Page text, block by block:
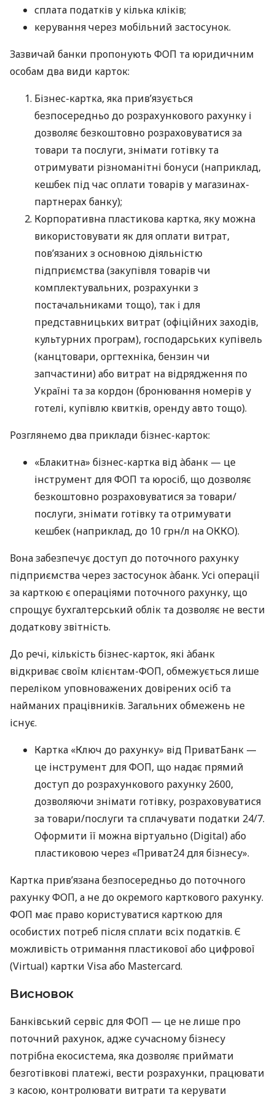
сплата податків у кілька кліків;
керування через мобільний застосунок.
Зазвичай банки пропонують ФОП та юридичним
особам два види карток:
Бізнес-картка, яка прив’язується
безпосередньо до розрахункового рахунку і
дозволяє безкоштовно розраховуватися за
товари та послуги, знімати готівку та
отримувати різноманітні бонуси (наприклад,
кешбек під час оплати товарів у магазинах-
партнерах банку);
Корпоративна пластикова картка, яку можна
використовувати як для оплати витрат,
пов’язаних з основною діяльністю
підприємства (закупівля товарів чи
комплектувальних, розрахунки з
постачальниками тощо), так і для
представницьких витрат (офіційних заходів,
культурних програм), господарських купівель
(канцтовари, оргтехніка, бензин чи
запчастини) або витрат на відрядження по
Україні та за кордон (бронювання номерів у
готелі, купівлю квитків, оренду авто тощо).
Розглянемо два приклади бізнес-карток:
«Блакитна» бізнес-картка від àбанк — це
інструмент для ФОП та юросіб, що дозволяє
безкоштовно розраховуватися за товари/
послуги, знімати готівку та отримувати
кешбек (наприклад, до 10 грн/л на ОККО).
Вона забезпечує доступ до поточного рахунку
підприємства через застосунок àбанк. Усі операції
за карткою є операціями поточного рахунку, що
спрощує бухгалтерський облік та дозволяє не вести
додаткову звітність.
До речі, кількість бізнес-карток, які àбанк
відкриває своїм клієнтам-ФОП, обмежується лише
переліком уповноважених довірених осіб та
найманих працівників. Загальних обмежень не
існує.
Картка «Ключ до рахунку» від ПриватБанк —
це інструмент для ФОП, що надає прямий
доступ до розрахункового рахунку 2600,
дозволяючи знімати готівку, розраховуватися
за товари/послуги та сплачувати податки 24/7.
Оформити її можна віртуально (Digital) або
пластиковою через «Приват24 для бізнесу».
Картка прив’язана безпосередньо до поточного
рахунку ФОП, а не до окремого карткового рахунку.
ФОП має право користуватися карткою для
особистих потреб після сплати всіх податків. Є
можливість отримання пластикової або цифрової
(Virtual) картки Visa або Mastercard.
Висновок
Банківський сервіс для ФОП — це не лише про
поточний рахунок, адже сучасному бізнесу
потрібна екосистема, яка дозволяє приймати
безготівкові платежі, вести розрахунки, працювати
з касою, контролювати витрати та керувати